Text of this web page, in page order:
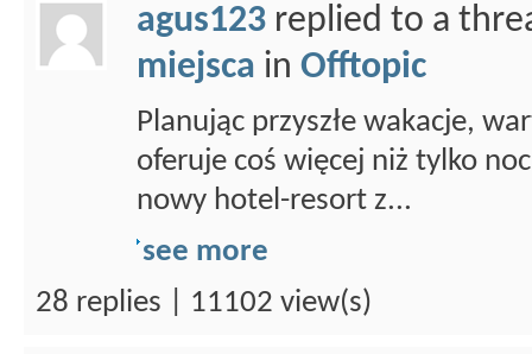
agus123 replied to a
miejsca in Offtopic
Planując przyszłe wakacje,
oferuje coś więcej niż tylko
nowy hotel-resort z...
see more
28 replies | 11102 view(s)